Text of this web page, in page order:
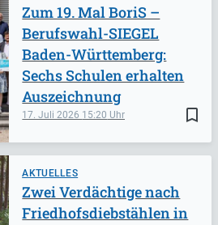
bookmark_border
17. Juli 2026 15:20
Zum 19. Mal BoriS –
Berufswahl-SIEGEL
Baden-Württemberg:
Sechs Schulen erhalten
Auszeichnung
AKTUELLES
Zwei Verdächtige nach
Friedhofsdiebstählen in